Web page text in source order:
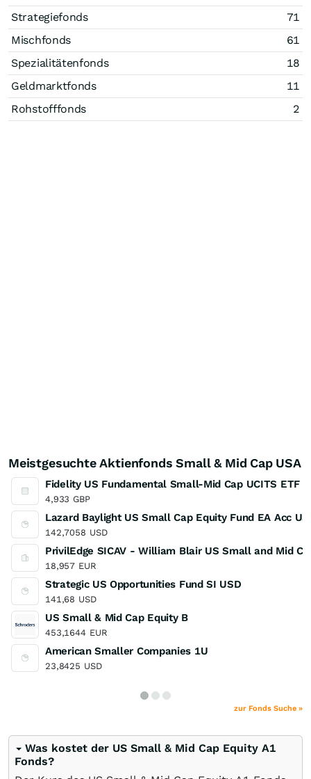
Strategiefonds
71
Mischfonds
61
Spezialitätenfonds
18
Geldmarktfonds
11
Rohstofffonds
2
Meistgesuchte Aktienfonds Small & Mid Cap USA
Fidelity US Fundamental Small-Mid Cap UCITS ETF
4,933 GBP
Lazard Baylight US Small Cap Equity Fund EA Acc
142,7058 USD
PrivilEdge SICAV - William Blair US Small and Mid
18,957 EUR
Strategic US Opportunities Fund SI USD
141,68 USD
US Small & Mid Cap Equity B
453,1644 EUR
American Smaller Companies 1U
23,8425 USD
zur Fonds Suche »
Was kostet der US Small & Mid Cap Equity A1
Fonds?